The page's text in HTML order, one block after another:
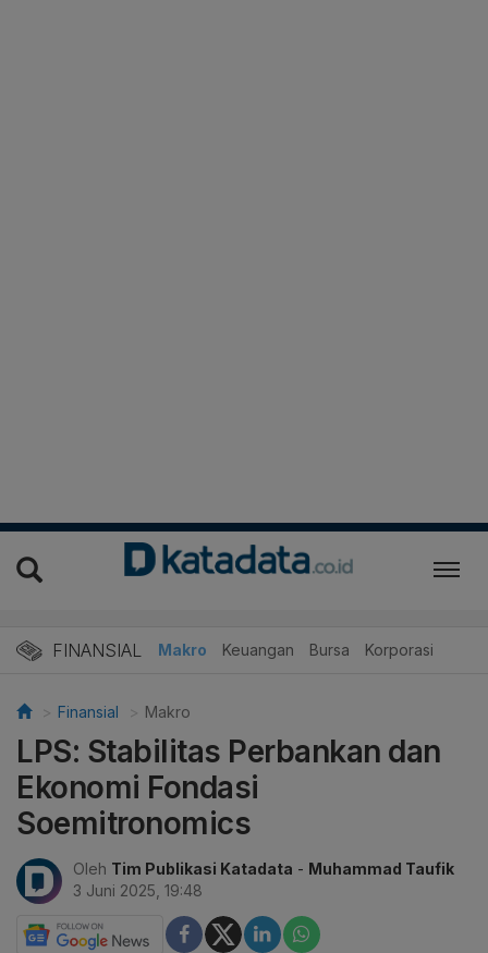
FINANSIAL Makro Keuangan Bursa Korporasi
Finansial Makro
LPS: Stabilitas Perbankan dan
Ekonomi Fondasi
Soemitronomics
Oleh Tim Publikasi Katadata - Muhammad Taufik
3 Juni 2025, 19:48